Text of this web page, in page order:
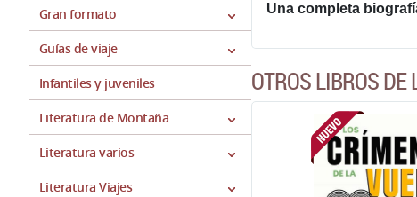
Gran formato
Guías de viaje
Infantiles y juveniles
Literatura de Montaña
Literatura varios
Literatura Viajes
Una completa
OTROS LIBROS DE